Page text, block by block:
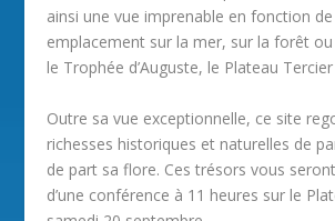
ainsi une vue imprenable en fonction
emplacement sur la mer, sur la forêt
le Trophée d’Auguste, le Plateau
Outre sa vue exceptionnelle, ce site
richesses historiques et naturelles de
de part sa flore. Ces trésors vous
d’une conférence à 11 heures sur le